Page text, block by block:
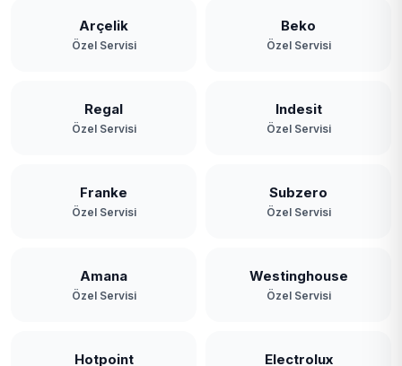
Arçelik
Özel Servisi
Beko
Özel Servisi
Regal
Özel Servisi
Indesit
Özel Servisi
Franke
Özel Servisi
Subzero
Özel Servisi
Amana
Özel Servisi
Westinghouse
Özel Servisi
Hotpoint Electrolux